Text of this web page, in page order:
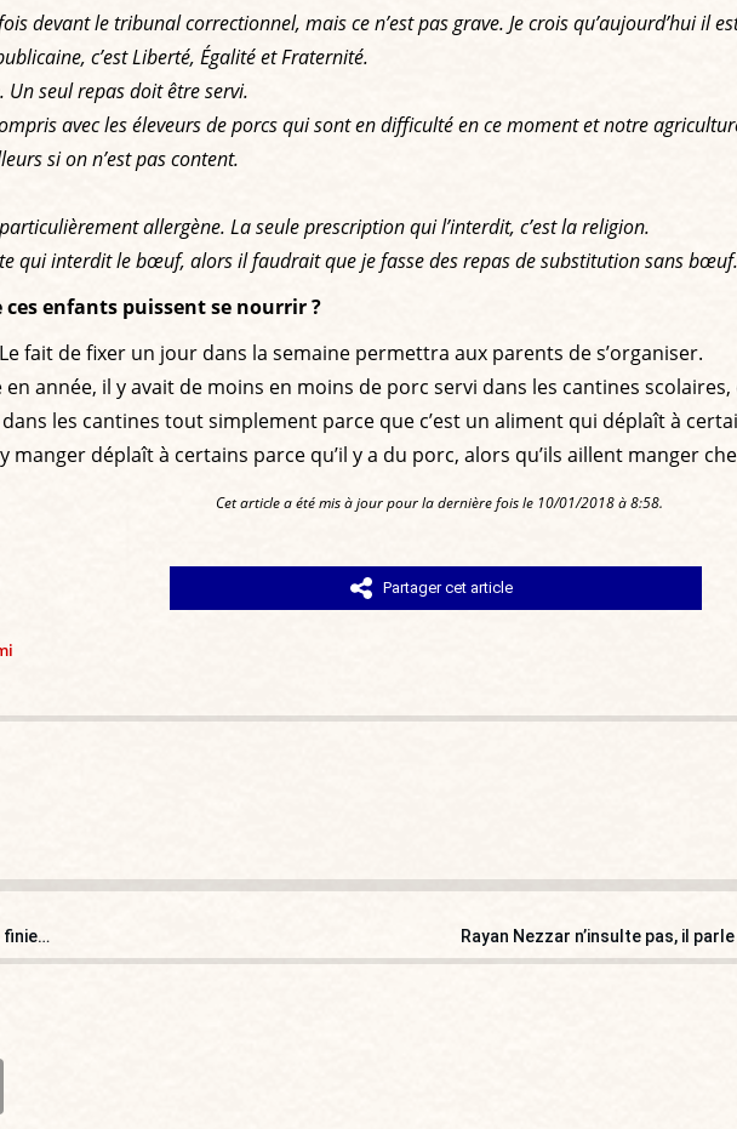
devant le tribunal correctionnel, mais ce n’est pas grave. Je crois qu’aujourd’hui
c’est Liberté, Égalité et Fraternité.
Un seul repas doit être servi.
avec les éleveurs de porcs qui sont en difficulté en ce moment et notre
si on n’est pas content.
allergène. La seule prescription qui l’interdit, c’est la religion.
qui interdit le bœuf, alors il faudrait que je fasse des repas de substitution sans
ces enfants puissent se nourrir ?
fait de fixer un jour dans la semaine permettra aux parents de s’organiser.
en année, il y avait de moins en moins de porc servi dans les cantines
les cantines tout simplement parce que c’est un aliment qui déplaît à
manger déplaît à certains parce qu’il y a du porc, alors qu’ils aillent manger
Cet article a été mis à jour pour la dernière fois le 10/01/2018 à 8:58.
Partager cet article
finie… Rayan Nezzar n’insulte pas, il